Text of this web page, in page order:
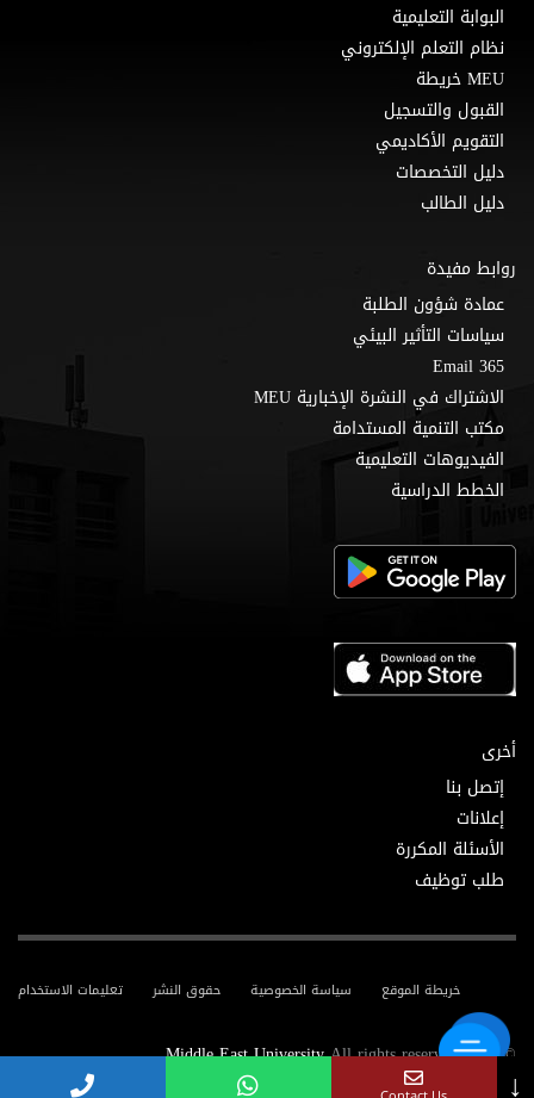
البوابة التعليمية
نظام التعلم الإلكتروني
MEU خريطة
القبول والتسجيل
التقويم الأكاديمي
دليل التخصصات
دليل الطالب
روابط مفيدة
عمادة شؤون الطلبة
سياسات التأثير البيئي
Email 365
الاشتراك في النشرة الإخبارية MEU
مكتب التنمية المستدامة
الفيديوهات التعليمية
الخطط الدراسية
أخرى
إتصل بنا
إعلانات
الأسئلة المكررة
طلب توظيف
تعليمات الاستخدام حقوق النشر سياسة الخصوصية خريطة الموقع
© 2025
Middle East UniversityAll rights reserved.
↓